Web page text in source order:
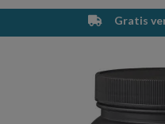
Winkelwagen
Uw
Gratis